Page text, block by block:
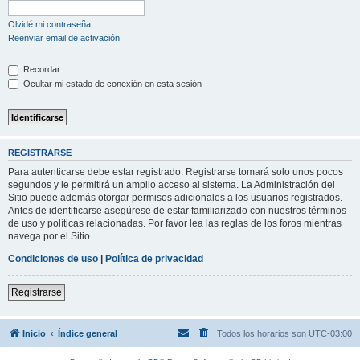
Olvidé mi contraseña
Reenviar email de activación
Recordar
Ocultar mi estado de conexión en esta sesión
REGISTRARSE
Para autenticarse debe estar registrado. Registrarse tomará solo unos pocos
segundos y le permitirá un amplio acceso al sistema. La Administración del
Sitio puede además otorgar permisos adicionales a los usuarios registrados.
Antes de identificarse asegúrese de estar familiarizado con nuestros términos
de uso y políticas relacionadas. Por favor lea las reglas de los foros mientras
navega por el Sitio.
Condiciones de uso | Política de privacidad
Registrarse
Inicio Índice general Todos los horarios son UTC-03:00